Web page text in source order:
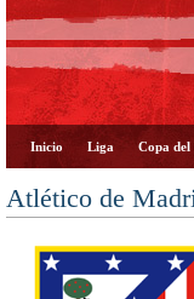
Inicio Liga Copa del
Atlético de